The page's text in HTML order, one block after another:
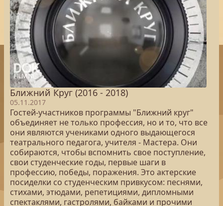
Ближний Круг (2016 - 2018)
05.11.2017
Гостей-участников программы "Ближний круг"
объединяет не только профессия, но и то, что все
они являются учениками одного выдающегося
театрального педагога, учителя - Мастера. Они
собираются, чтобы вспомнить свое поступление,
свои студенческие годы, первые шаги в
профессию, победы, поражения. Это актерские
посиделки со студенческим привкусом: песнями,
стихами, этюдами, репетициями, дипломными
спектаклями, гастролями, байками и прочими